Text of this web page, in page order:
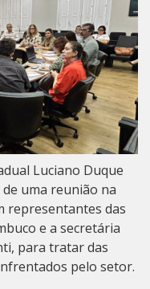
Luciano Duque
uma reunião na
representantes das
e a secretária
para tratar das
pelo setor.